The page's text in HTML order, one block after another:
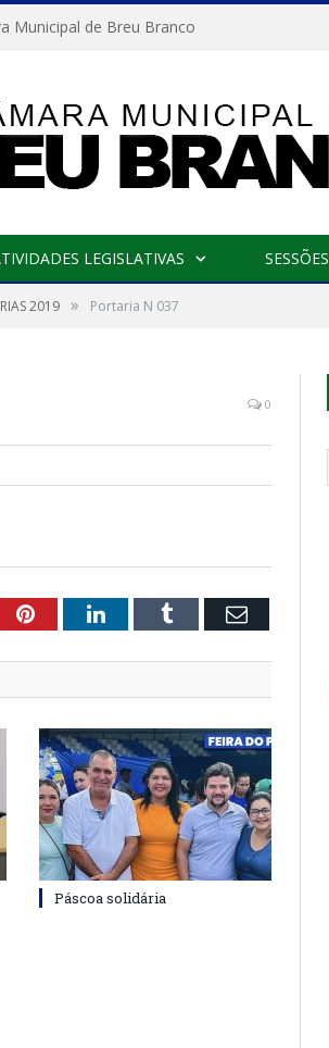
Municipal de Breu Branco
LEGISLATIVAS SESSÕES
2019 » Portaria N 037
0
PinterestLinkedInTumblr Email
Páscoa solidária